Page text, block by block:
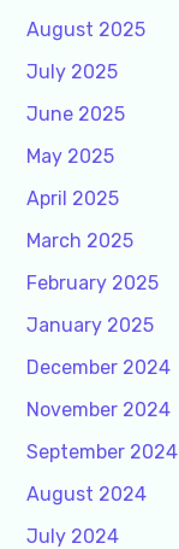
August 2025
July 2025
June 2025
May 2025
April 2025
March 2025
February 2025
January 2025
December 2024
November 2024
September 2024
August 2024
July 2024